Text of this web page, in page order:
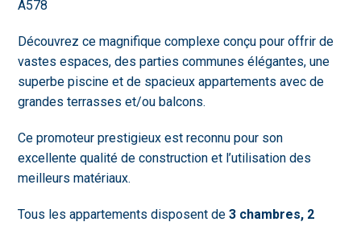
A578
Découvrez ce magnifique complexe conçu pour offrir de
vastes espaces, des parties communes élégantes, une
superbe piscine et de spacieux appartements avec de
grandes terrasses et/ou balcons.
Ce promoteur prestigieux est reconnu pour son
excellente qualité de construction et l’utilisation des
meilleurs matériaux.
Tous les appartements disposent de3 chambres, 2